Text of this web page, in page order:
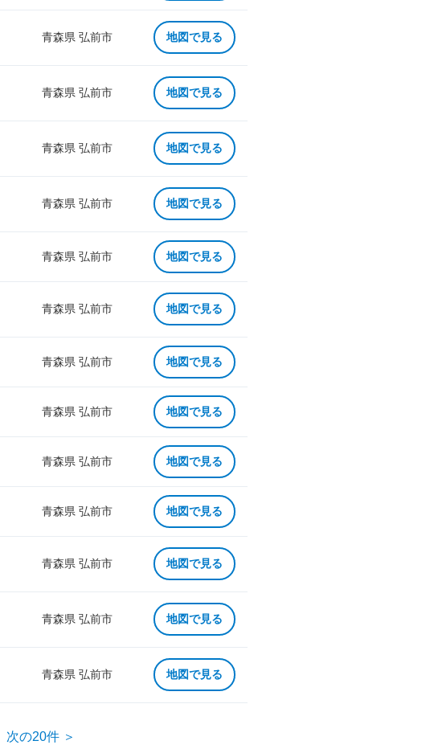
青森県 弘前市 地図で見る
青森県 弘前市 地図で見る
青森県 弘前市 地図で見る
青森県 弘前市 地図で見る
青森県 弘前市 地図で見る
青森県 弘前市 地図で見る
青森県 弘前市 地図で見る
青森県 弘前市 地図で見る
青森県 弘前市 地図で見る
青森県 弘前市 地図で見る
青森県 弘前市 地図で見る
青森県 弘前市 地図で見る
青森県 弘前市 地図で見る
次の20件 ＞